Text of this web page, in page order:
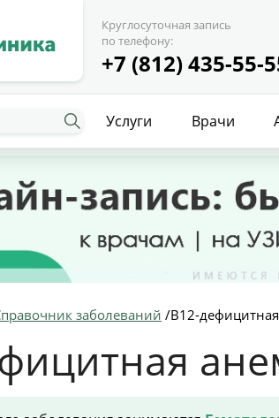
Круглосуточная запись
по телефону:
+7 (812) 435-55-
Услуги Врачи
заболеваний /B12-